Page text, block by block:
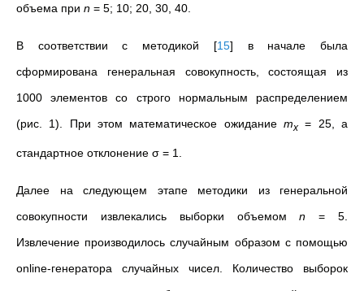
объема при n = 5; 10; 20, 30, 40.
В соответствии с методикой [15] в начале была
сформирована генеральная совокупность, состоящая из
1000 элементов со строго нормальным распределением
(рис. 1). При этом математическое ожидание mx = 25, а
стандартное отклонение σ = 1.
Далее на следующем этапе методики из генеральной
совокупности извлекались выборки объемомn= 5.
Извлечение производилось случайным образом с помощью
online-генератора случайных чисел. Количество выборок